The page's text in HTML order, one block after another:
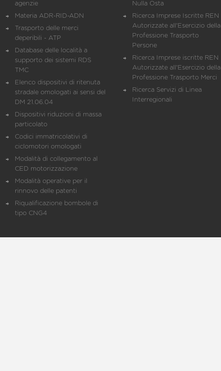
agenzie
Materia ADR-RID-ADN
Trasporto delle merci
deperibili - ATP
Database delle località a
supporto dei sistemi RDS
TMC
Elenco dispositivi di ritenuta
stradale omologati ai sensi del
DM 21.06.04
Dispositivi riduzioni di massa
particolato
Codici immatricolativi di
ciclomotori omologati
Modalità di collegamento al
CED motorizzazione
Modalità operative per il
rinnovo delle patenti
Riqualificazione bombole di
tipo CNG4
Nulla Osta
Ricerca Imprese Iscritte REN
Autorizzate all'Esercizio della
Professione Trasporto
Persone
Ricerca Imprese iscritte REN
Autorizzate all'Esercizio della
Professione Trasporto Merci
Ricerca Servizi di Linea
Interregionali